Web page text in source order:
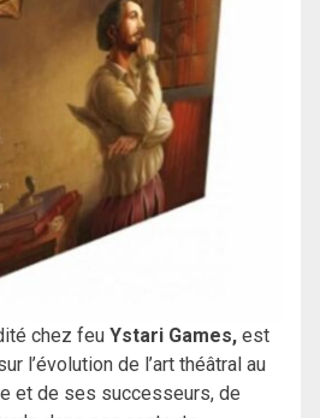
chez feu Ystari Games, est
l’évolution de l’art théâtral au
et de ses successeurs, de